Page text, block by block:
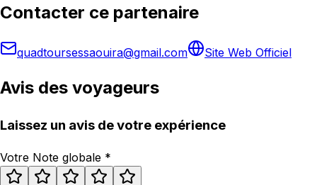
Contacter ce partenaire
quadtoursessaouira@gmail.com Site Web Officiel
Avis des voyageurs
Laissez un avis de votre expérience
Votre Note globale *